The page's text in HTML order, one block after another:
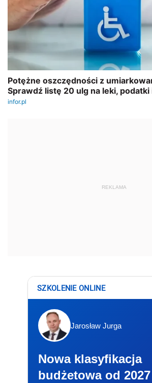
REKLAMA
SZKOLENIE ONLINE
Jarosław Jurga
Nowa klasyfikacja
budżetowa od